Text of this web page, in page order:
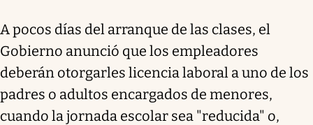
A pocos días del arranque de las clases, el
Gobierno anunció que los empleadores
deberán otorgarles licencia laboral a uno de los
padres o adultos encargados de menores,
cuando la jornada escolar sea "reducida" o,